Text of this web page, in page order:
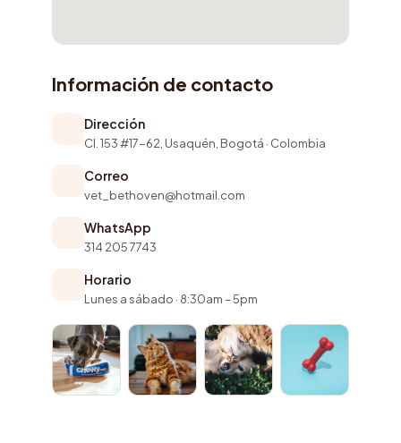
Información de contacto
Dirección
Cl. 153 #17-62, Usaquén, Bogotá · Colombia
Correo
vet_bethoven@hotmail.com
WhatsApp
314 205 7743
Horario
Lunes a sábado · 8:30am – 5pm